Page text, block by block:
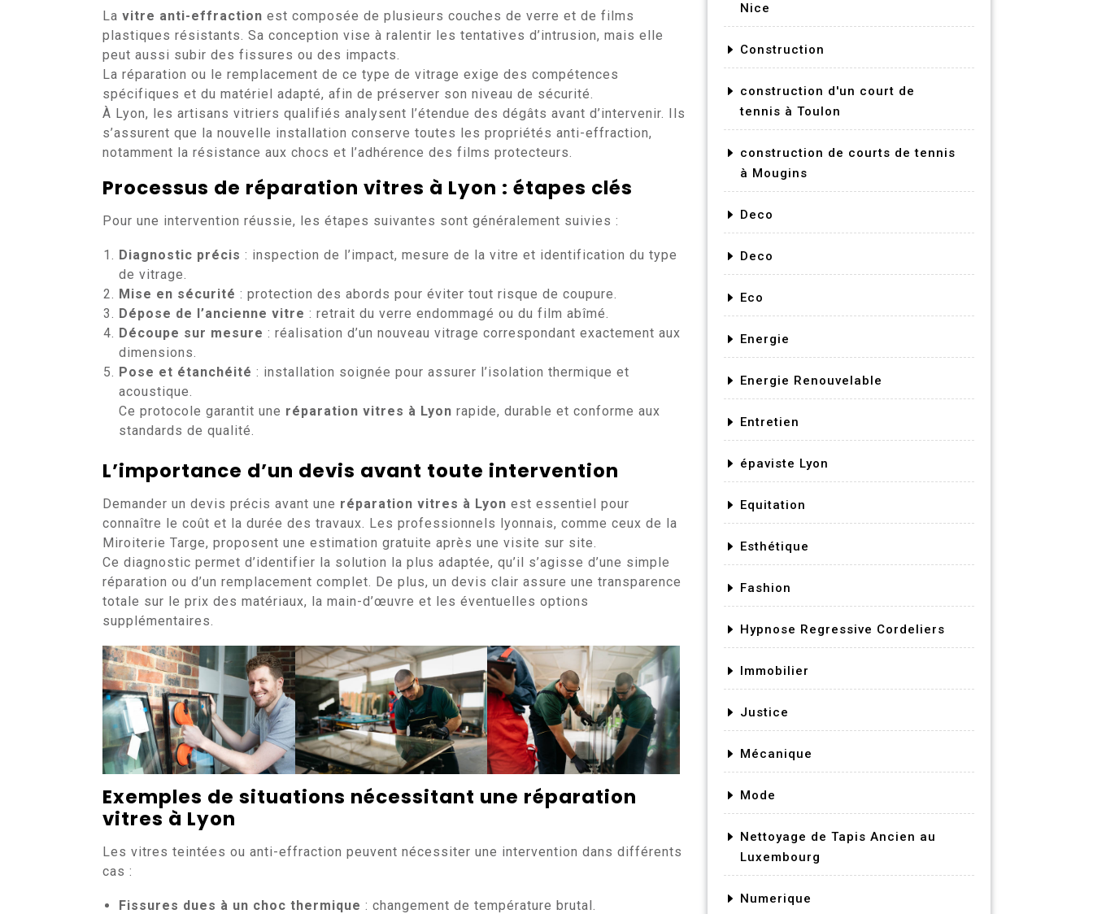
La vitre anti-effraction est composée de plusieurs couches de verre et de films
plastiques résistants. Sa conception vise à ralentir les tentatives d’intrusion, mais elle
peut aussi subir des fissures ou des impacts.
La réparation ou le remplacement de ce type de vitrage exige des compétences
spécifiques et du matériel adapté, afin de préserver son niveau de sécurité.
À Lyon, les artisans vitriers qualifiés analysent l’étendue des dégâts avant d’intervenir. Ils
s’assurent que la nouvelle installation conserve toutes les propriétés anti-effraction,
notamment la résistance aux chocs et l’adhérence des films protecteurs.
Processus de réparation vitres à Lyon : étapes clés
Pour une intervention réussie, les étapes suivantes sont généralement suivies :
Diagnostic précis : inspection de l’impact, mesure de la vitre et identification du type
de vitrage.
Mise en sécurité : protection des abords pour éviter tout risque de coupure.
Dépose de l’ancienne vitre : retrait du verre endommagé ou du film abîmé.
Découpe sur mesure : réalisation d’un nouveau vitrage correspondant exactement aux
dimensions.
Pose et étanchéité : installation soignée pour assurer l’isolation thermique et
acoustique.
Ce protocole garantit une réparation vitres à Lyon rapide, durable et conforme aux
standards de qualité.
L’importance d’un devis avant toute intervention
Demander un devis précis avant une réparation vitres à Lyon est essentiel pour
connaître le coût et la durée des travaux. Les professionnels lyonnais, comme ceux de la
Miroiterie Targe, proposent une estimation gratuite après une visite sur site.
Ce diagnostic permet d’identifier la solution la plus adaptée, qu’il s’agisse d’une simple
réparation ou d’un remplacement complet. De plus, un devis clair assure une transparence
totale sur le prix des matériaux, la main-d’œuvre et les éventuelles options
supplémentaires.
Exemples de situations nécessitant une réparation
vitres à Lyon
Les vitres teintées ou anti-effraction peuvent nécessiter une intervention dans différents
cas :
Fissures dues à un choc thermique : changement de température brutal.
Nice
Construction
construction d'un court de
tennis à Toulon
construction de courts de tennis
à Mougins
Deco
Deco
Eco
Energie
Energie Renouvelable
Entretien
épaviste Lyon
Equitation
Esthétique
Fashion
Hypnose Regressive Cordeliers
Immobilier
Justice
Mécanique
Mode
Nettoyage de Tapis Ancien au
Luxembourg
Numerique